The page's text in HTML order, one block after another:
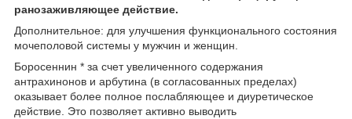
ранозаживляющее действие.
Дополнительное: для улучшения функционального состояния
мочеполовой системы у мужчин и женщин.
Боросеннин * за счет увеличенного содержания
антрахинонов и арбутина (в согласованных пределах)
оказывает более полное послабляющее и диуретическое
действие. Это позволяет активно выводить